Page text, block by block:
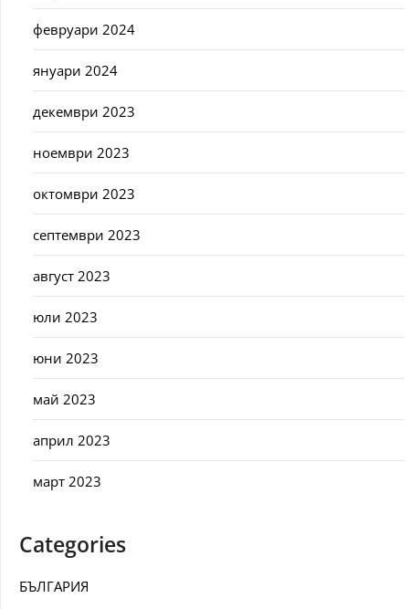
февруари 2024
януари 2024
декември 2023
ноември 2023
октомври 2023
септември 2023
август 2023
юли 2023
юни 2023
май 2023
април 2023
март 2023
Categories
БЪЛГАРИЯ